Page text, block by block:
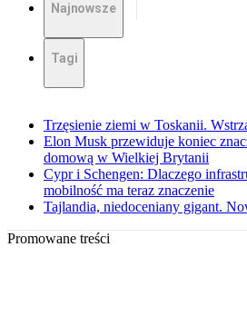
Najnowsze
Tagi
Trzęsienie ziemi w Toskanii.
Elon Musk przewiduje koniec
domową w Wielkiej Brytanii
Cypr i Schengen: Dlaczego
mobilność ma teraz znaczenie
Tajlandia, niedoceniany gigant.
Promowane treści